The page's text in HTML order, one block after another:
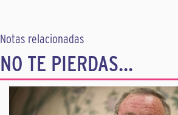
Notas relacionadas
NO TE PIERDAS...